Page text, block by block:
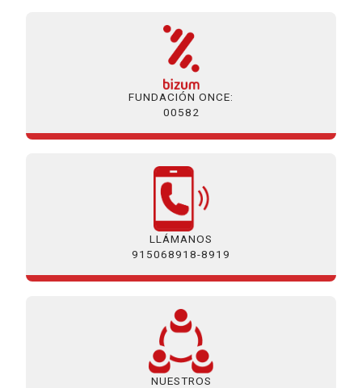
FUNDACIÓN ONCE:
00582
LLÁMANOS
915068918-8919
NUESTROS